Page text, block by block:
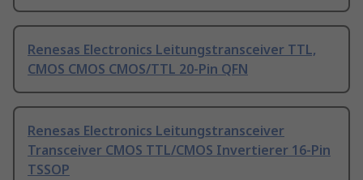
Renesas Electronics Leitungstransceiver TTL,
CMOS CMOS CMOS/TTL 20-Pin QFN
Renesas Electronics Leitungstransceiver
Transceiver CMOS TTL/CMOS Invertierer 16-Pin
TSSOP